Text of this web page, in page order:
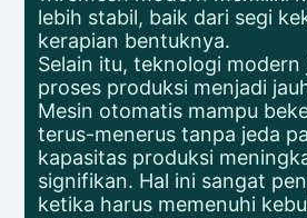
lebih stabil, baik dari segi
kerapian bentuknya.
Selain itu, teknologi modern
proses produksi menjadi
Mesin otomatis mampu
terus-menerus tanpa jeda
kapasitas produksi
signifikan. Hal ini sangat
ketika harus memenuhi